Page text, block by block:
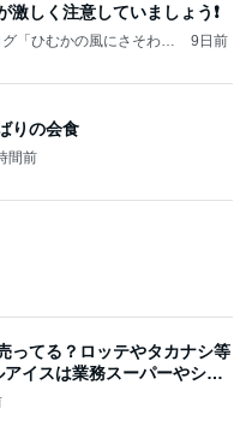
しく注意していましょう❗️
「ひむかの風にさそわれ
9日前
りの会食
間前
ってる？ロッテやタカナシ等
イスは業務スーパーやシャ